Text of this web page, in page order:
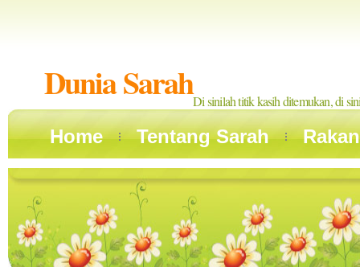
Dunia SarahDi sinilah titik kasih ditemukan, di
Home Tentang Sarah